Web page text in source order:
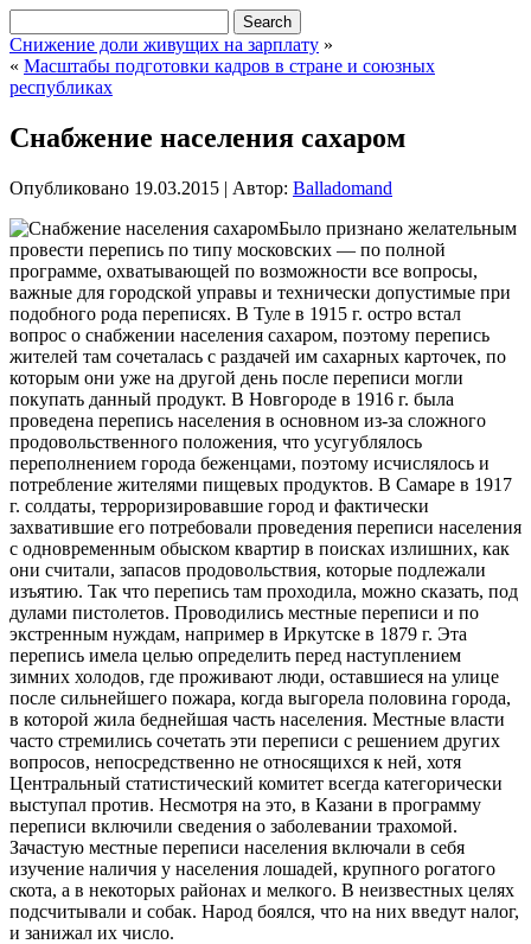
Снижение доли живущих на зарплату »
« Масштабы подготовки кадров в стране и союзных
республиках
Снабжение населения сахаром
Опубликовано 19.03.2015 | Автор: Balladomand
Было признано желательным
провести перепись по типу московских — по полной
программе, охватывающей по возможности все вопросы,
важные для городской управы и технически допустимые при
подобного рода переписях. В Туле в 1915 г. остро встал
вопрос о снабжении населения сахаром, поэтому перепись
жителей там сочеталась с раздачей им сахарных карточек, по
которым они уже на другой день после переписи могли
покупать данный продукт. В Новгороде в 1916 г. была
проведена перепись населения в основном из-за сложного
продовольственного положения, что усугублялось
переполнением города беженцами, поэтому исчислялось и
потребление жителями пищевых продуктов. В Самаре в 1917
г. солдаты, терроризировавшие город и фактически
захватившие его потребовали проведения переписи населения
с одновременным обыском квартир в поисках излишних, как
они считали, запасов продовольствия, которые подлежали
изъятию. Так что перепись там проходила, можно сказать, под
дулами пистолетов. Проводились местные переписи и по
экстренным нуждам, например в Иркутске в 1879 г. Эта
перепись имела целью определить перед наступлением
зимних холодов, где проживают люди, оставшиеся на улице
после сильнейшего пожара, когда выгорела половина города,
в которой жила беднейшая часть населения. Местные власти
часто стремились сочетать эти переписи с решением других
вопросов, непосредственно не относящихся к ней, хотя
Центральный статистический комитет всегда категорически
выступал против. Несмотря на это, в Казани в программу
переписи включили сведения о заболевании трахомой.
Зачастую местные переписи населения включали в себя
изучение наличия у населения лошадей, крупного рогатого
скота, а в некоторых районах и мелкого. В неизвестных целях
подсчитывали и собак. Народ боялся, что на них введут налог,
и занижал их число.